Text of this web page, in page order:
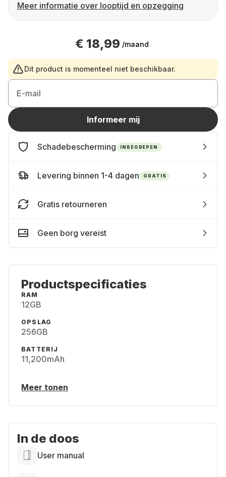
Meer informatie over looptijd en opzegging
€ 18,99 /maand
Dit product is momenteel niet beschikbaar.
E-mail
Informeer mij
Schadebescherming INBEGREPEN
Levering binnen 1-4 dagen GRATIS
Gratis retourneren
Geen borg vereist
Productspecificaties
RAM
12GB
OPSLAG
256GB
BATTERIJ
11,200mAh
Meer tonen
In de doos
User manual